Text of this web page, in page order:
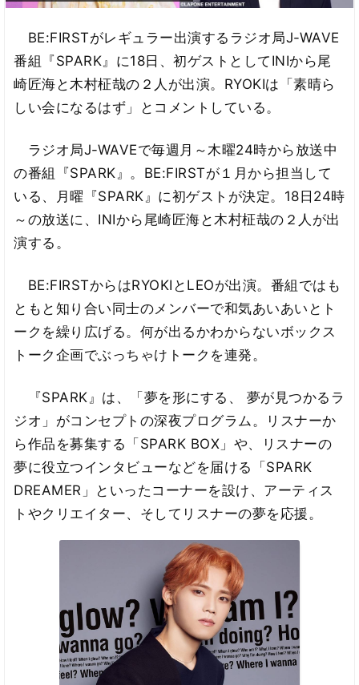
BE:FIRSTがレギュラー出演するラジオ局J-WAVE
番組『SPARK』に18日、初ゲストとしてINIから尾
崎匠海と木村柾哉の２人が出演。RYOKIは「素晴ら
しい会になるはず」とコメントしている。
ラジオ局J-WAVEで毎週月～木曜24時から放送中
の番組『SPARK』。BE:FIRSTが１月から担当して
いる、月曜『SPARK』に初ゲストが決定。18日24時
～の放送に、INIから尾崎匠海と木村柾哉の２人が出
演する。
BE:FIRSTからはRYOKIとLEOが出演。番組ではも
ともと知り合い同士のメンバーで和気あいあいとト
ークを繰り広げる。何が出るかわからないボックス
トーク企画でぶっちゃけトークを連発。
『SPARK』は、「夢を形にする、 夢が見つかるラ
ジオ」がコンセプトの深夜プログラム。リスナーか
ら作品を募集する「SPARK BOX」や、リスナーの
夢に役立つインタビューなどを届ける「SPARK
DREAMER」といったコーナーを設け、アーティス
トやクリエイター、そしてリスナーの夢を応援。